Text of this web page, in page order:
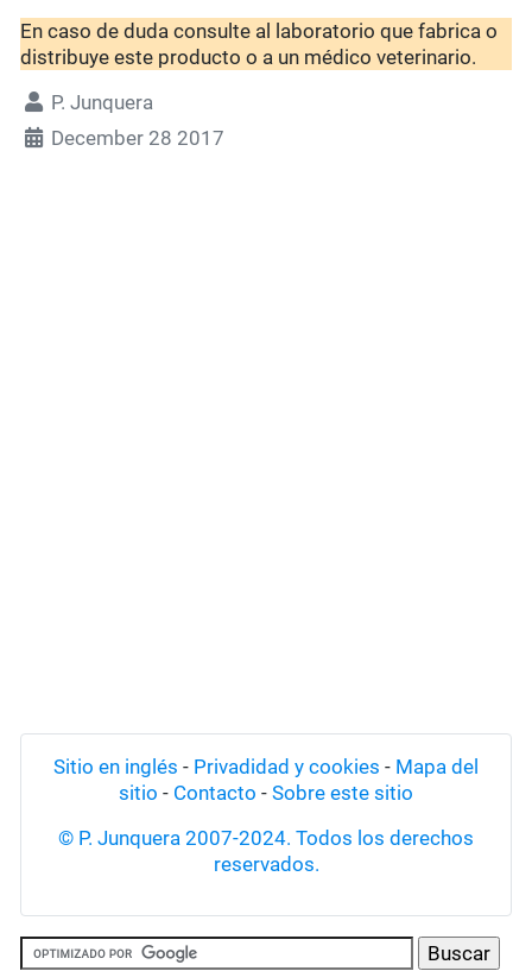
En caso de duda consulte al laboratorio que fabrica o
distribuye este producto o a un médico veterinario.
P. Junquera
December 28 2017
Sitio en inglés - Privadidad y cookies - Mapa del
sitio - Contacto - Sobre este sitio
© P. Junquera 2007-2024. Todos los derechos
reservados.